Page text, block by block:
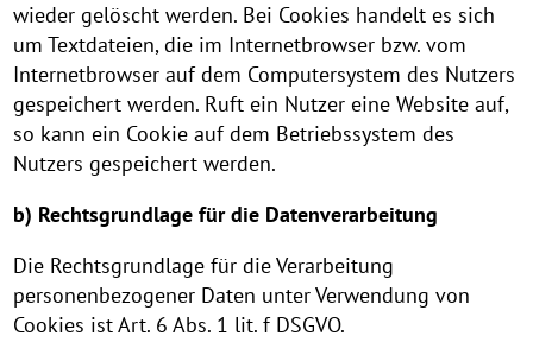
wieder gelöscht werden. Bei Cookies handelt es sich
um Textdateien, die im Internetbrowser bzw. vom
Internetbrowser auf dem Computersystem des Nutzers
gespeichert werden. Ruft ein Nutzer eine Website auf,
so kann ein Cookie auf dem Betriebssystem des
Nutzers gespeichert werden.
b) Rechtsgrundlage für die Datenverarbeitung
Die Rechtsgrundlage für die Verarbeitung
personenbezogener Daten unter Verwendung von
Cookies ist Art. 6 Abs. 1 lit. f DSGVO.